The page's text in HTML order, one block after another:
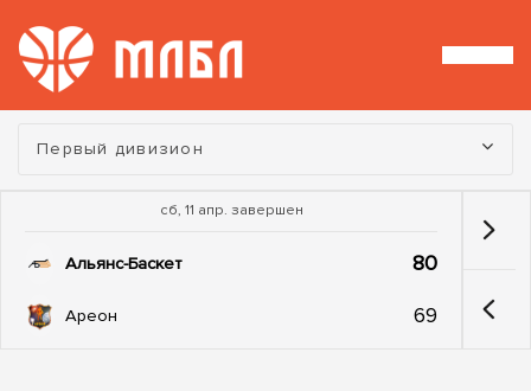
Турнир:
Первый дивизион
сб, 11 апр. завершен
Альянс-Баскет 80
Ареон 69